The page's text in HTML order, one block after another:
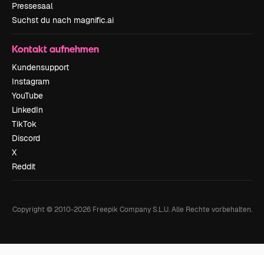
Pressesaal
Suchst du nach magnific.ai
Kontakt aufnehmen
Kundensupport
Instagram
YouTube
LinkedIn
TikTok
Discord
X
Reddit
Copyright © 2010-2026Freepik Company S.L.U. Alle Rechte vorbehalten.